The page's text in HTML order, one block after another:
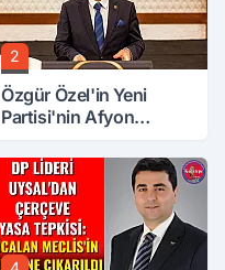
2
Özgür Özel'in Yeni
Partisi'nin Afyon